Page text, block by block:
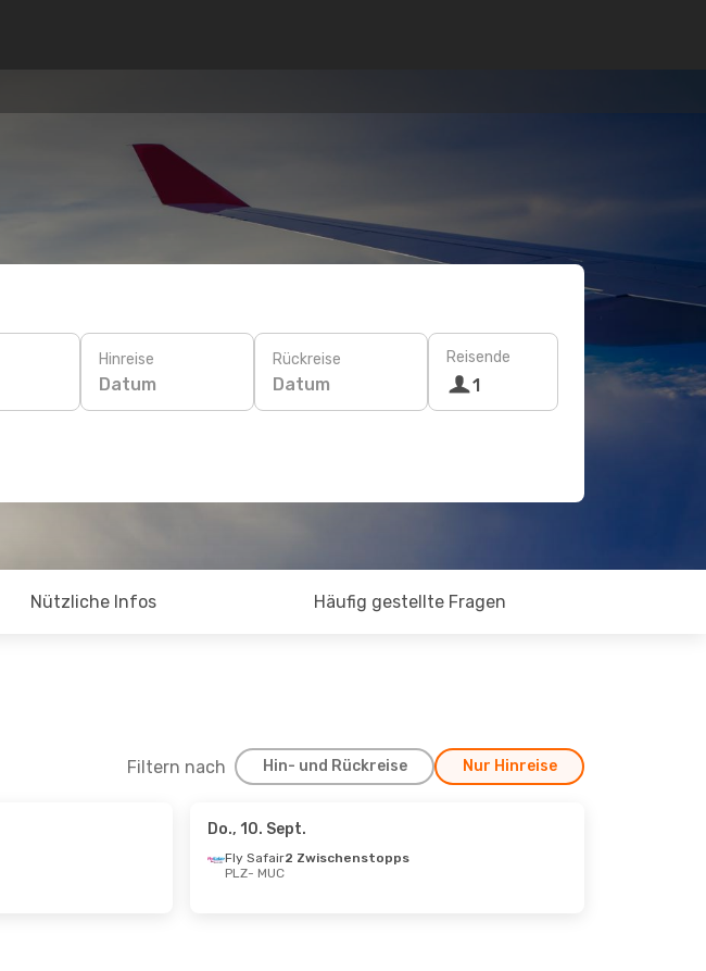
Hinreise
Datum
Rückreise
Datum
Reisende
1
Nützliche Infos Häufig gestellte Fragen
Filtern nach Hin- und Rückreise Nur Hinreise
Do., 10. Sept.
Fly Safair2 Zwischenstopps
PLZ- MUC